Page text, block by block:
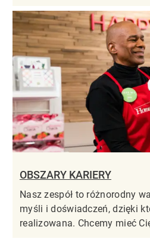
OBSZARY KARIERY
Nasz zespół to różnorodny
myśli i doświadczeń, dzięki
realizowana. Chcemy mieć